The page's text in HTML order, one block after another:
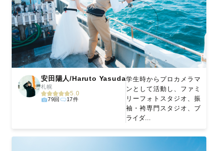
安田陽人/Haruto Yasuda
札幌
5.0
79回 17件
学生時からプロカメラマ
ンとして活動し、ファミ
リーフォトスタジオ、振
袖・袴専門スタジオ、ブ
ライダ...